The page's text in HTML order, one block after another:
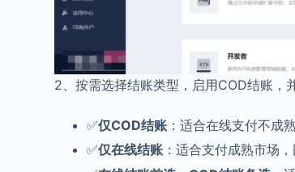
2、按需选择结账类型，启用COD结账，
✅仅COD结账 ：适合在线支付不成
✅仅在线结账 ：适合支付成熟市场